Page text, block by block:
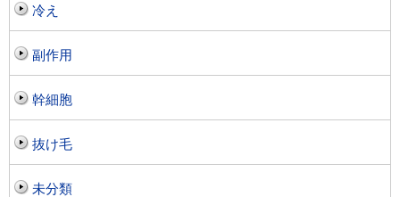
冷え
副作用
幹細胞
抜け毛
未分類